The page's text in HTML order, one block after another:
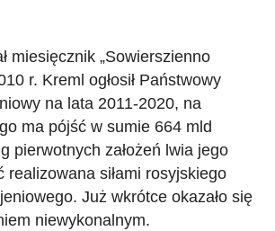
miesięcznik „Sowierszienno
r. Kreml ogłosił Państwowy
na lata 2011-2020, na
ma pójść w sumie 664 mld
pierwotnych założeń lwia jego
realizowana siłami rosyjskiego
Już wkrótce okazało się
niewykonalnym.